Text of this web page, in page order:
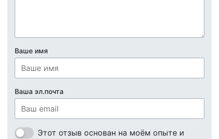
Ваше имя
Ваша эл.почта
Этот отзыв основан на моём опыте и